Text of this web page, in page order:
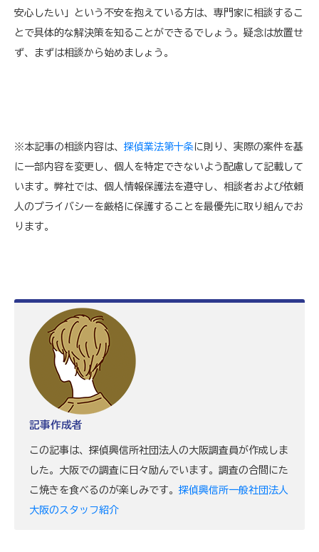
安心したい」という不安を抱えている方は、専門家に相談するこ
とで具体的な解決策を知ることができるでしょう。疑念は放置せ
ず、まずは相談から始めましょう。
※本記事の相談内容は、 探偵業法第十条に則り、実際の案件を基
に一部内容を変更し、個人を特定できないよう配慮して記載して
います。弊社では、個人情報保護法を遵守し、相談者および依頼
人のプライバシーを厳格に保護することを最優先に取り組んでお
ります。
記事作成者
この記事は、探偵興信所社団法人の大阪調査員が作成しま
した。大阪での調査に日々励んでいます。調査の合間にた
こ焼きを食べるのが楽しみです。 探偵興信所一般社団法人
大阪のスタッフ紹介